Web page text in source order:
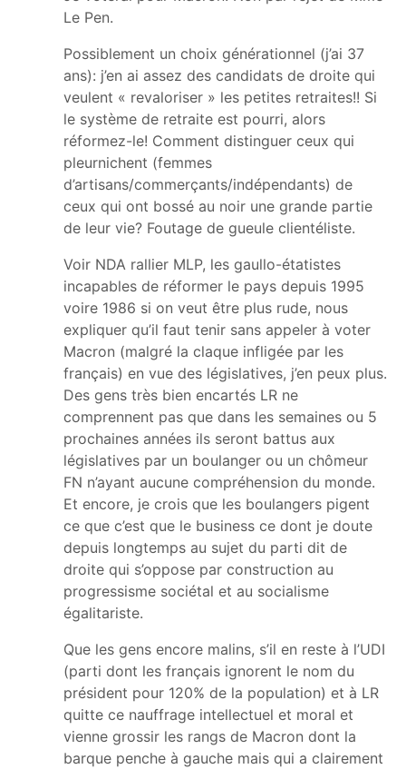
Le Pen.
Possiblement un choix générationnel (j’ai 37
ans): j’en ai assez des candidats de droite qui
veulent « revaloriser » les petites retraites!! Si
le système de retraite est pourri, alors
réformez-le! Comment distinguer ceux qui
pleurnichent (femmes
d’artisans/commerçants/indépendants) de
ceux qui ont bossé au noir une grande partie
de leur vie? Foutage de gueule clientéliste.
Voir NDA rallier MLP, les gaullo-étatistes
incapables de réformer le pays depuis 1995
voire 1986 si on veut être plus rude, nous
expliquer qu’il faut tenir sans appeler à voter
Macron (malgré la claque infligée par les
français) en vue des législatives, j’en peux plus.
Des gens très bien encartés LR ne
comprennent pas que dans les semaines ou 5
prochaines années ils seront battus aux
législatives par un boulanger ou un chômeur
FN n’ayant aucune compréhension du monde.
Et encore, je crois que les boulangers pigent
ce que c’est que le business ce dont je doute
depuis longtemps au sujet du parti dit de
droite qui s’oppose par construction au
progressisme sociétal et au socialisme
égalitariste.
Que les gens encore malins, s’il en reste à l’UDI
(parti dont les français ignorent le nom du
président pour 120% de la population) et à LR
quitte ce nauffrage intellectuel et moral et
vienne grossir les rangs de Macron dont la
barque penche à gauche mais qui a clairement